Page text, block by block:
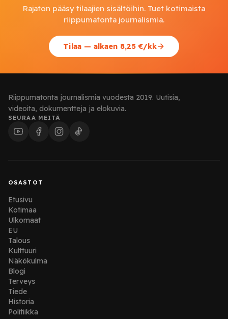
Rajaton pääsy tilaajien sisältöihin. Tuet kotimaista
riippumatonta journalismia.
Tilaa — alkaen 8,25 €/kk
Riippumatonta journalismia vuodesta 2019. Uutisia,
videoita, dokumentteja ja elokuvia.
SEURAA MEITÄ
OSASTOT
Etusivu
Kotimaa
Ulkomaat
EU
Talous
Kulttuuri
Näkökulma
Blogi
Terveys
Tiede
Historia
Politiikka